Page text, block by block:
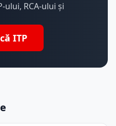
ului, RCA-ului și
ITP